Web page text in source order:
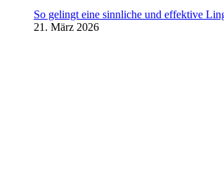
So gelingt eine sinnliche und effektive
21. März 2026